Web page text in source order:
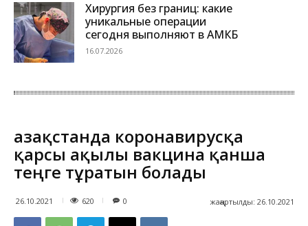
Хирургия без границ: какие
уникальные операции
сегодня выполняют в АМКБ
16.07.2026